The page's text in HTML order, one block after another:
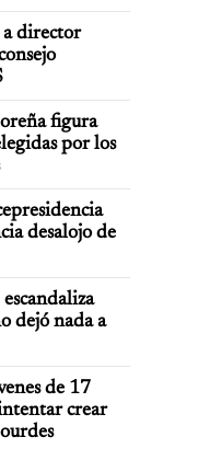
de lujo
a director
figura
por los
desalojo de
dejó nada a
de 17
crear